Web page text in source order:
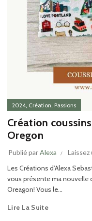
2024, Création, Passions
Création
Oregon
Publié parAlexa
Les Créations d’Alexa
vous présente ma nouvelle
Oreagon! Vous le...
Lire La Suite